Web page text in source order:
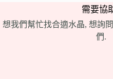
需要協
想我們幫忙找合適水晶, 想詢
們.